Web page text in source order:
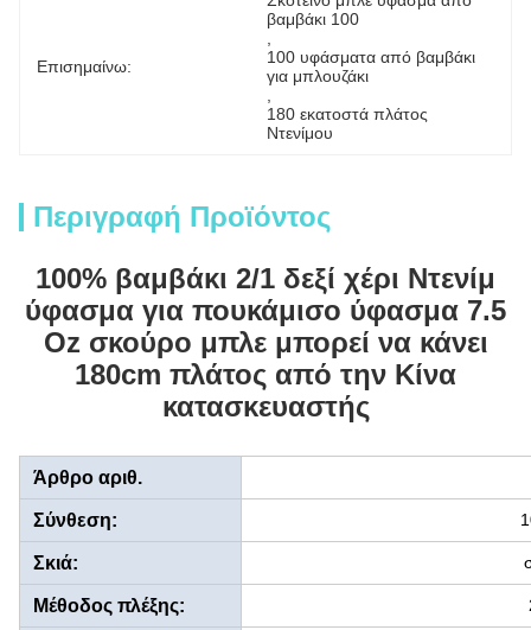
Επισημαίνω:
βαμβάκι 100
100 υφάσματα από βαμβάκι
για μπλουζάκι
180 εκατοστά πλάτος
Ντενίμου
Περιγραφή Προϊόντος
100% βαμβάκι 2/1 δεξί χέρι Ντενίμ
ύφασμα για πουκάμισο ύφασμα 7.5
Oz σκούρο μπλε μπορεί να κάνει
180cm πλάτος από την Κίνα
κατασκευαστής
Άρθρο αριθ.
Σύνθεση:
Σκιά:
Μέθοδος πλέξης: